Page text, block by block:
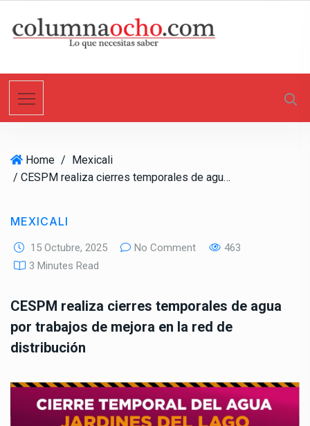
t
Home / Mexicali
/ CESPM realiza cierres temporales de agua por trabajos de mejora en la red de distribución
MEXICALI
15 Octubre, 2025 No Comment
463
3 Minutes Read
CESPM realiza cierres temporales de agua
por trabajos de mejora en la red de
distribución